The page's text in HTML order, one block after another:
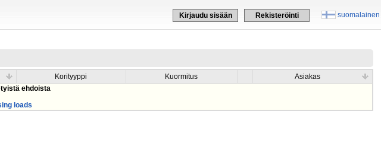
suomalainen
Kirjaudu sisään Rekisteröinti
Korityyppi Kuormitus
Asiakas
ehdoista
loads